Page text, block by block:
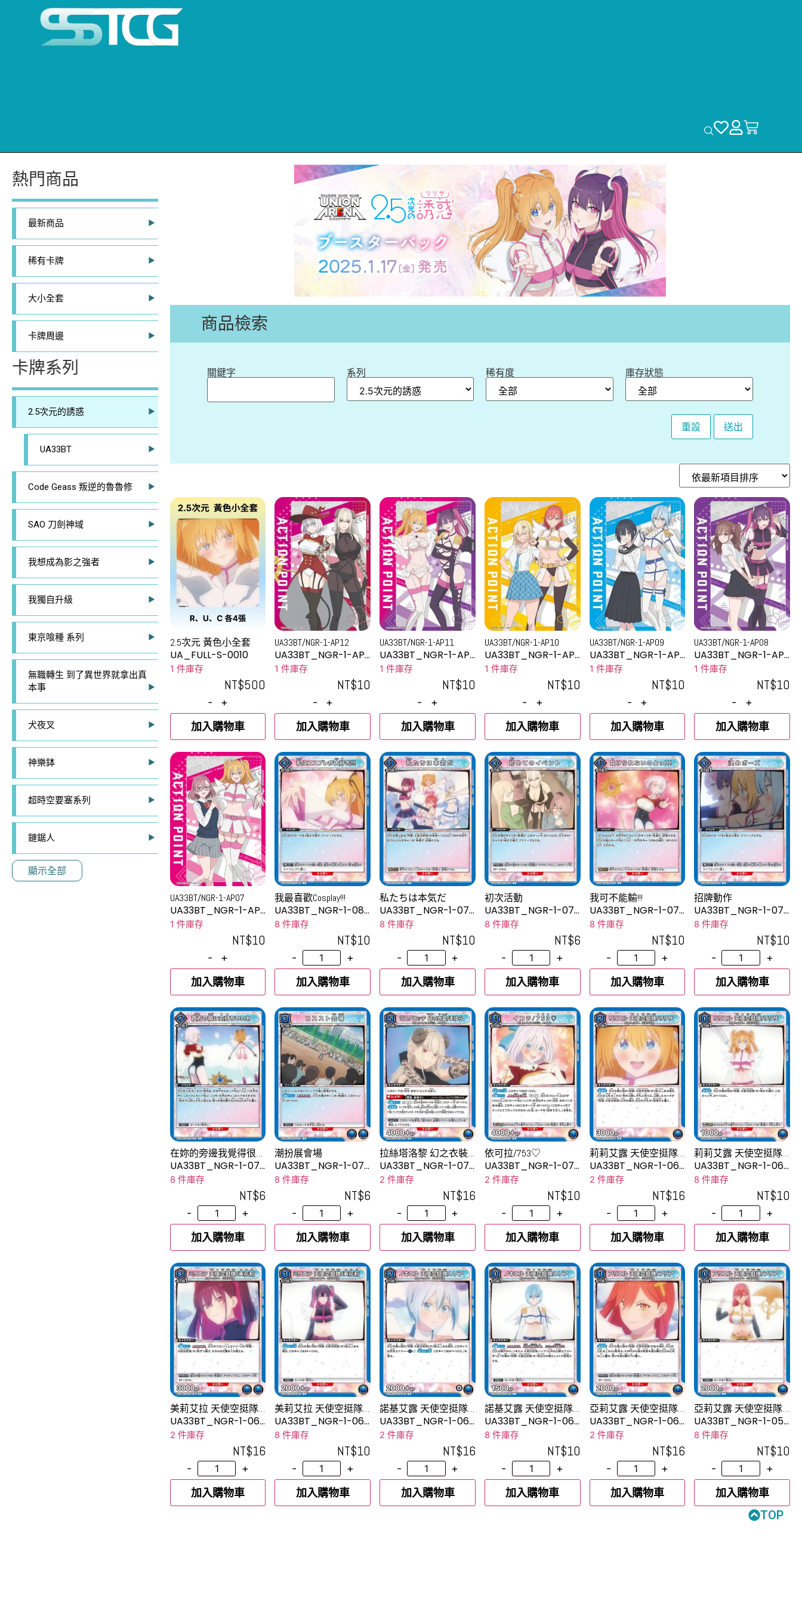
熱門商品
最新商品
稀有卡牌
大小全套
卡牌周邊
卡牌系列
2.5次元的誘惑
UA33BT
Code Geass 叛逆的魯魯修
SAO 刀劍神域
我想成為影之強者
我獨自升級
東京喰種 系列
無職轉生 到了異世界就拿出真
本事
犬夜叉
神樂鉢
超時空要塞系列
鏈鋸人
顯示全部
商品檢索
關鍵字 系列 稀有度 庫存狀態
重設 送出
2.5次元 黃色小全套
UA_FULL-S-0010
1 件庫存
NT$500
-
+
加入購物車
UA33BT/NGR-1-AP12
UA33BT_NGR-1-AP1
21 件庫存
NT$10
-
+
加入購物車
UA33BT/NGR-1-AP11
UA33BT_NGR-1-AP1
11 件庫存
NT$10
-
+
加入購物車
UA33BT/NGR-1-AP10
UA33BT_NGR-1-AP1
01 件庫存
NT$10
-
+
加入購物車
UA33BT/NGR-1-AP09
UA33BT_NGR-1-AP
09
1 件庫存
NT$10
-
+
加入購物車
UA33BT/NGR-1-AP08
UA33BT_NGR-1-AP
08
1 件庫存
NT$10
-
+
加入購物車
UA33BT/NGR-1-AP07
UA33BT_NGR-1-AP
07
1 件庫存
NT$10
-
+
加入購物車
我最喜歡Cosplay!!!
UA33BT_NGR-1-080
U
8 件庫存
NT$10
-
+
加入購物車
私たちは本気だ
UA33BT_NGR-1-079
U
8 件庫存
NT$10
-
+
加入購物車
初次活動
UA33BT_NGR-1-078
C
8 件庫存
NT$6
-
+
加入購物車
我可不能輸!!!
UA33BT_NGR-1-077
U
8 件庫存
NT$10
-
+
加入購物車
招牌動作
UA33BT_NGR-1-076
U
8 件庫存
NT$10
-
+
加入購物車
在妳的旁邊我覺得很舒
服喔
UA33BT_NGR-1-075
C
8 件庫存
NT$6
-
+
加入購物車
潮扮展會場
UA33BT_NGR-1-07
4C
8 件庫存
NT$6
-
+
加入購物車
拉絲塔洛黎 幻之衣裝/
真由羅
UA33BT_NGR-1-073
R
2 件庫存
NT$16
-
+
加入購物車
依可拉/753♡
UA33BT_NGR-1-071
R
2 件庫存
NT$10
-
+
加入購物車
莉莉艾露 天使空挺隊/
理理沙
UA33BT_NGR-1-069
R
2 件庫存
NT$16
-
+
加入購物車
莉莉艾露 天使空挺隊/
理理沙
UA33BT_NGR-1-068
U
8 件庫存
NT$10
-
+
加入購物車
美莉艾拉 天使空挺隊/
美花莉
UA33BT_NGR-1-066
R
2 件庫存
NT$16
-
+
加入購物車
美莉艾拉 天使空挺隊/
美花莉
UA33BT_NGR-1-065
U
8 件庫存
NT$10
-
+
加入購物車
諾基艾露 天使空挺隊/
諾諾亞
UA33BT_NGR-1-063
R
2 件庫存
NT$16
-
+
加入購物車
諾基艾露 天使空挺隊/
諾諾亞
UA33BT_NGR-1-062
U
8 件庫存
NT$10
-
+
加入購物車
亞莉艾露 天使空挺隊/
亞理亞
UA33BT_NGR-1-060
R
2 件庫存
NT$16
-
+
加入購物車
亞莉艾露 天使空挺隊/
亞理亞
UA33BT_NGR-1-059
U
8 件庫存
NT$10
-
+
加入購物車
TOP